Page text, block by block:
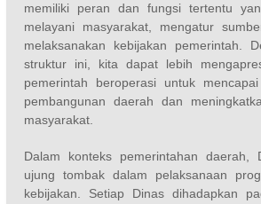
memiliki peran dan fungsi tertentu
melayani masyarakat, mengatur
melaksanakan kebijakan pemerintah.
struktur ini, kita dapat lebih
pemerintah beroperasi untuk
pembangunan daerah dan
masyarakat.
Dalam konteks pemerintahan daerah,
ujung tombak dalam pelaksanaan
kebijakan. Setiap Dinas dihadapkan